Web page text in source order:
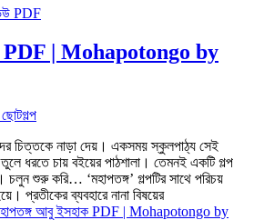
PDF | Mohapotongo by
চিত্তকে নাড়া দেয়। একসময় স্কুলপাঠ্য সেই
তুলে ধরতে চায় বইয়ের পাঠশালা। তেমনই একটি গল্প
শুরু করি… ‘মহাপতঙ্গ’ গল্পটির সাথে পরিচয়
প্রতীকের ব্যবহারে নানা বিষয়ের
আবু ইসহাক PDF | Mohapotongo by